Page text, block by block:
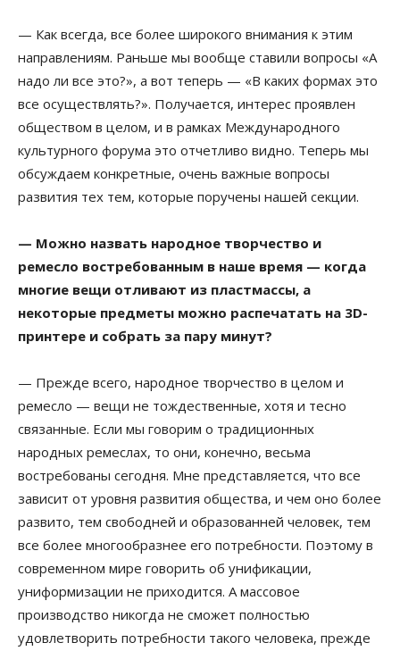
— Как всегда, все более широкого внимания к этим
направлениям. Раньше мы вообще ставили вопросы «А
надо ли все это?», а вот теперь — «В каких формах это
все осуществлять?». Получается, интерес проявлен
обществом в целом, и в рамках Международного
культурного форума это отчетливо видно. Теперь мы
обсуждаем конкретные, очень важные вопросы
развития тех тем, которые поручены нашей секции.
— Можно назвать народное творчество и
ремесло востребованным в наше время — когда
многие вещи отливают из пластмассы, а
некоторые предметы можно распечатать на 3D-
принтере и собрать за пару минут?
— Прежде всего, народное творчество в целом и
ремесло — вещи не тождественные, хотя и тесно
связанные. Если мы говорим о традиционных
народных ремеслах, то они, конечно, весьма
востребованы сегодня. Мне представляется, что все
зависит от уровня развития общества, и чем оно более
развито, тем свободней и образованней человек, тем
все более многообразнее его потребности. Поэтому в
современном мире говорить об унификации,
униформизации не приходится. А массовое
производство никогда не сможет полностью
удовлетворить потребности такого человека, прежде